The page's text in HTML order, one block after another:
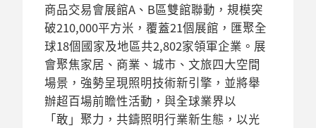
商品交易會展館A、B區雙館聯動，規模突
破210,000平方米，覆蓋21個展館，匯聚全
球18個國家及地區共2,802家領軍企業。展
會聚焦家居、商業、城市、文旅四大空間
場景，強勢呈現照明技術新引擎，並將舉
辦超百場前瞻性活動，與全球業界以
「敢」聚力，共鑄照明行業新生態，以光